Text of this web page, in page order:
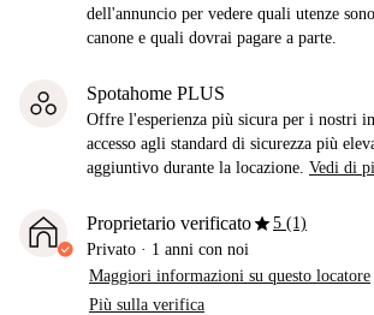
dell'annuncio per vedere quali utenze
canone e quali dovrai pagare a parte.
Spotahome PLUS
Offre l'esperienza più sicura per i nostri
accesso agli standard di sicurezza più
aggiuntivo durante la locazione. Vedi di
Proprietario verificatostar5 (1)
Privato · 1 anni con noi
Maggiori informazioni su questo locatore
Più sulla verifica